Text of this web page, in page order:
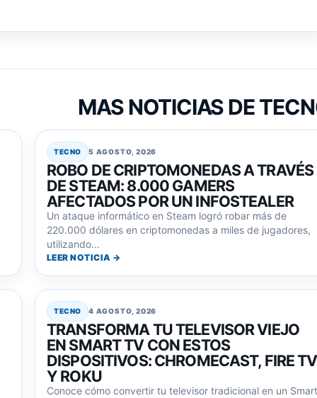
MAS NOTICIAS DE
TECNO 5 AGOSTO, 2026
ROBO DE CRIPTOMONEDAS A TRAVÉS
DE STEAM: 8.000 GAMERS
AFECTADOS POR UN INFOSTEALER
Un ataque informático en Steam logró robar más de
220.000 dólares en criptomonedas a miles de jugadores,
utilizando...
LEER NOTICIA →
TECNO 4 AGOSTO, 2026
TRANSFORMA TU TELEVISOR VIEJO
EN SMART TV CON ESTOS
DISPOSITIVOS: CHROMECAST, FIRE TV
Y ROKU
Conoce cómo convertir tu televisor tradicional en un Smart